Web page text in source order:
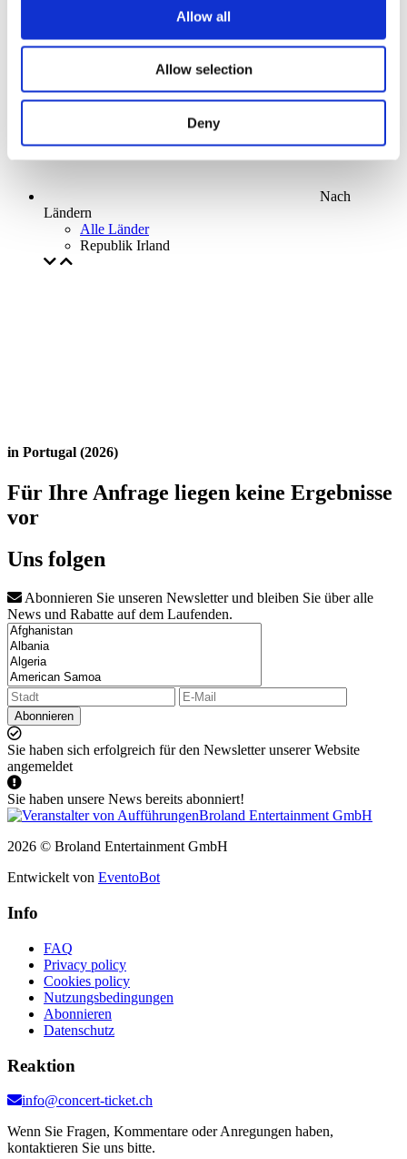
Allow all
Allow selection
Deny
Ohne Subgenre
Anwenden
Nach
Ländern
Alle Länder
Republik Irland
in Portugal (2026)
Für Ihre Anfrage liegen keine Ergebnisse
vor
Uns folgen
Abonnieren Sie unseren Newsletter und bleiben Sie über alle
News und Rabatte auf dem Laufenden.
Abonnieren
Sie haben sich erfolgreich für den Newsletter unserer Website
angemeldet
Sie haben unsere News bereits abonniert!
2026 © Broland Entertainment GmbH
Entwickelt von EventoBot
Info
FAQ
Privacy policy
Cookies policy
Nutzungsbedingungen
Abonnieren
Datenschutz
Reaktion
info@concert-ticket.ch
Wenn Sie Fragen, Kommentare oder Anregungen haben,
kontaktieren Sie uns bitte.